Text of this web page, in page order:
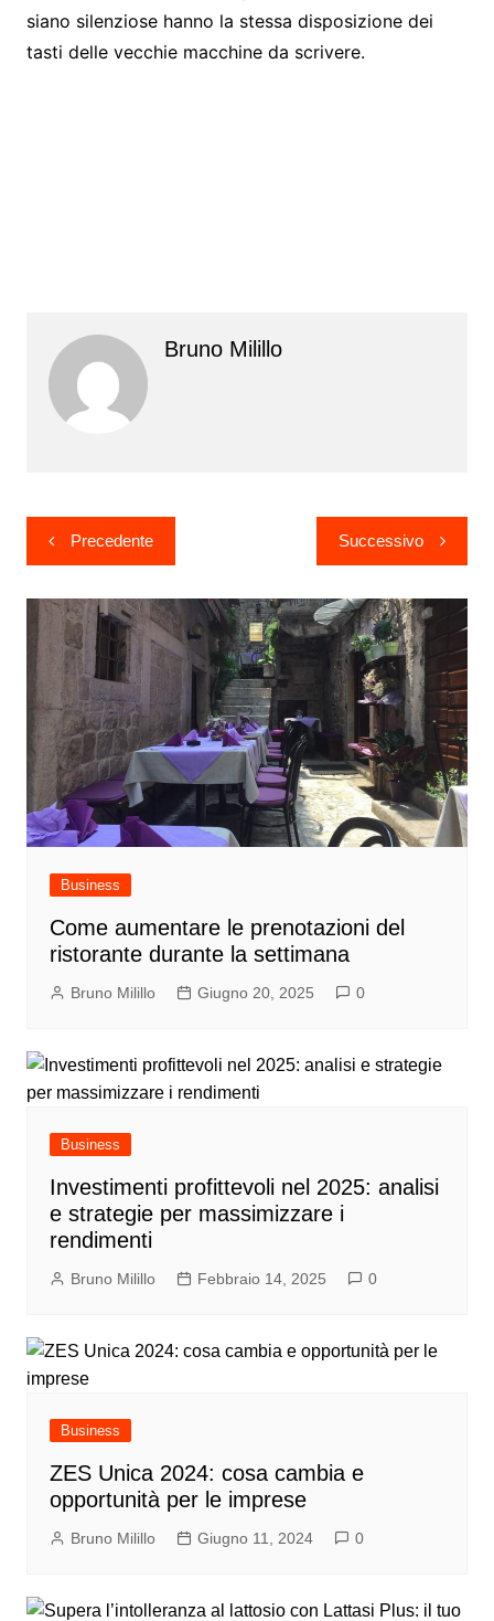
siano silenziose hanno la stessa disposizione dei
tasti delle vecchie macchine da scrivere.
Bruno Milillo
Navigazione
articoli
Precedente Successivo
Business
Come aumentare le prenotazioni del
ristorante durante la settimana
Bruno Milillo Giugno 20, 2025 0
Business
Investimenti profittevoli nel 2025: analisi
e strategie per massimizzare i
rendimenti
Bruno Milillo Febbraio 14, 2025 0
Business
ZES Unica 2024: cosa cambia e
opportunità per le imprese
Bruno Milillo Giugno 11, 2024 0